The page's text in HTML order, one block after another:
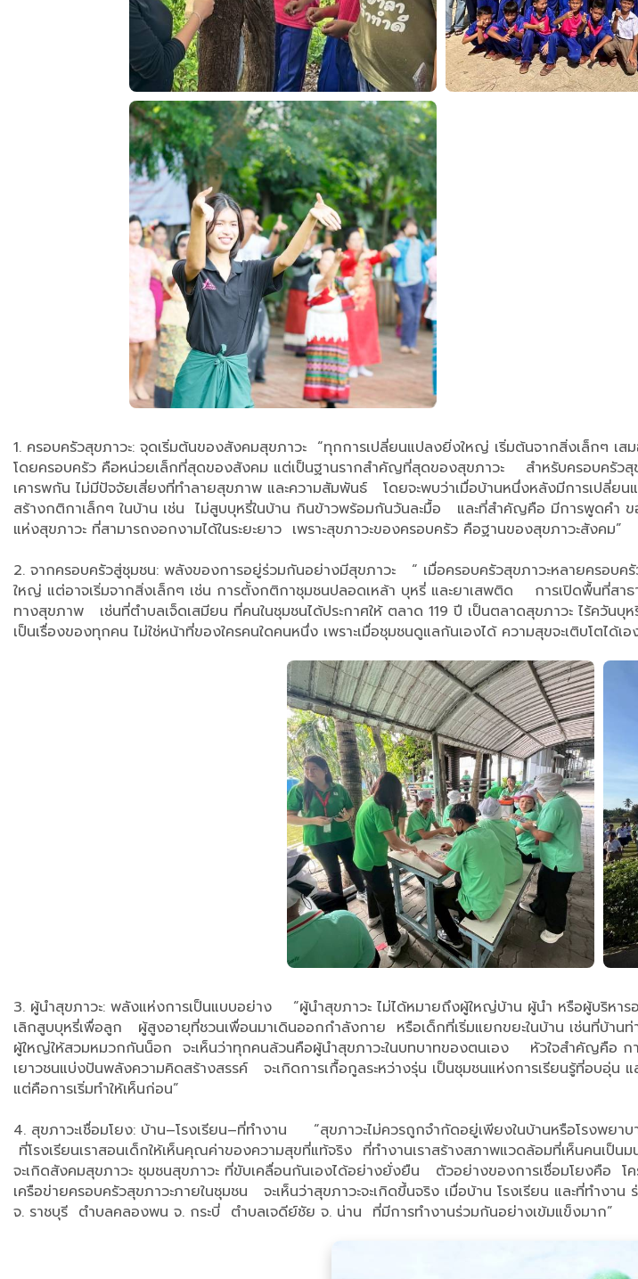
1. ครอบครัวสุขภาวะ: จุดเริ่มต้นของสังคมสุขภาวะ “ทุกการเปลี่ยนแปลงยิ่งใหญ่ เริ่มต้นจากสิ่งเล็กๆ เส
โดยครอบครัว คือหน่วยเล็กที่สุดของสังคม แต่เป็นฐานรากสำคัญที่สุดของสุขภาวะ สำหรับครอบครัวสุ
เคารพกัน ไม่มีปัจจัยเสี่ยงที่ทำลายสุขภาพ และความสัมพันธ์ โดยจะพบว่าเมื่อบ้านหนึ่งหลังมีการเปลี่ย
สร้างกติกาเล็กๆ ในบ้าน เช่น ไม่สูบบุหรี่ในบ้าน กินข้าวพร้อมกันวันละมื้อ และที่สำคัญคือ มีการพูด
แห่งสุขภาวะ ที่สามารถงอกงามได้ในระยะยาว เพราะสุขภาวะของครอบครัว คือฐานของสุขภาวะสังคม”
2. จากครอบครัวสู่ชุมชน: พลังของการอยู่ร่วมกันอย่างมีสุขภาวะ “ เมื่อครอบครัวสุขภาวะหลายครอบครั
ใหญ่ แต่อาจเริ่มจากสิ่งเล็กๆ เช่น การตั้งกติกาชุมชนปลอดเหล้า บุหรี่ และยาเสพติด การเปิดพื้นที่สา
ทางสุขภาพ เช่นที่ตำบลเจ็ดเสมียน ที่คนในชุมชนได้ประกาศให้ ตลาด 119 ปี เป็นตลาดสุขภาวะ ไร้ควัน
เป็นเรื่องของทุกคน ไม่ใช่หน้าที่ของใครคนใดคนหนึ่ง เพราะเมื่อชุมชนดูแลกันเองได้ ความสุขจะเติบโตได้เ
3. ผู้นำสุขภาวะ: พลังแห่งการเป็นแบบอย่าง “ผู้นำสุขภาวะ ไม่ได้หมายถึงผู้ใหญ่บ้าน ผู้นำ หรือผู้บริห
เลิกสูบบุหรี่เพื่อลูก ผู้สูงอายุที่ชวนเพื่อนมาเดินออกกำลังกาย หรือเด็กที่เริ่มแยกขยะในบ้าน เช่นที่บ้าน
ผู้ใหญ่ให้สวมหมวกกันน็อก จะเห็นว่าทุกคนล้วนคือผู้นำสุขภาวะในบทบาทของตนเอง หัวใจสำคัญคื
เยาวชนแบ่งปันพลังความคิดสร้างสรรค์ จะเกิดการเกื้อกูลระหว่างรุ่น เป็นชุมชนแห่งการเรียนรู้ที่อบอุ่น
แต่คือการเริ่มทำให้เห็นก่อน”
4. สุขภาวะเชื่อมโยง: บ้าน–โรงเรียน–ที่ทำงาน “สุขภาวะไม่ควรถูกจำกัดอยู่เพียงในบ้านหรือโรงพ
ที่โรงเรียนเราสอนเด็กให้เห็นคุณค่าของความสุขที่แท้จริง ที่ทำงานเราสร้างสภาพแวดล้อมที่เห็นคนเ
จะเกิดสังคมสุขภาวะ ชุมชนสุขภาวะ ที่ขับเคลื่อนกันเองได้อย่างยั่งยืน ตัวอย่างของการเชื่อมโยงคื
เครือข่ายครอบครัวสุขภาวะภายในชุมชน จะเห็นว่าสุขภาวะจะเกิดขึ้นจริง เมื่อบ้าน โรงเรียน และที่ทำง
จ. ราชบุรี ตำบลคลองพน จ. กระบี่ ตำบลเจดีย์ชัย จ. น่าน ที่มีการทำงานร่วมกันอย่างเข้มแข็งมาก”